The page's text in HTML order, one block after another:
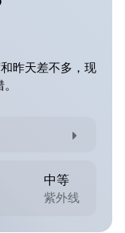
昨天差不多，现
中等
紫外线